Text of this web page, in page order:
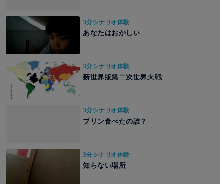
3分シナリオ体験
あなたはおかしい
3分シナリオ体験
新世界版第二次世界大戦
3分シナリオ体験
プリン食べたの誰？
3分シナリオ体験
知らない場所